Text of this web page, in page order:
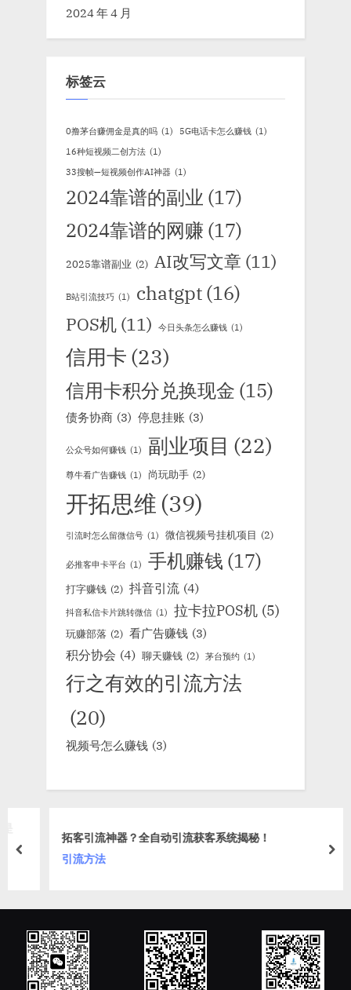
2024 年 4 月
标签云
0撸茅台赚佣金是真的吗 (1) 5G电话卡怎么赚钱 (1)
16种短视频二创方法 (1)
33搜帧—短视频创作AI神器 (1)
2024靠谱的副业 (17)
2024靠谱的网赚 (17)
2025靠谱副业 (2) AI改写文章 (11)
B站引流技巧 (1) chatgpt(16)
POS机 (11) 今日头条怎么赚钱 (1)
信用卡 (23)
信用卡积分兑换现金 (15)
债务协商 (3) 停息挂账 (3)
公众号如何赚钱 (1) 副业项目 (22)
尊牛看广告赚钱 (1) 尚玩助手 (2)
开拓思维 (39)
引流时怎么留微信号 (1) 微信视频号挂机项目 (2)
必推客申卡平台 (1) 手机赚钱 (17)
打字赚钱 (2) 抖音引流 (4)
抖音私信卡片跳转微信 (1) 拉卡拉POS机 (5)
玩赚部落 (2) 看广告赚钱 (3)
积分协会 (4) 聊天赚钱 (2) 茅台预约 (1)
行之有效的引流方法
(20)
视频号怎么赚钱 (3)
拓客引流神器？全自动引流获客系统揭秘！
引流方法
prev